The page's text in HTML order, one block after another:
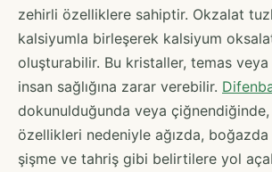
zehirli özelliklere sahiptir. Okzalat
kalsiyumla birleşerek kalsiyum
oluşturabilir. Bu kristaller, temas
insan sağlığına zarar verebilir.
dokunulduğunda veya
özellikleri nedeniyle ağızda,
şişme ve tahriş gibi belirtilere yol